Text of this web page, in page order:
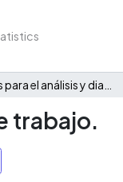
trabajo.